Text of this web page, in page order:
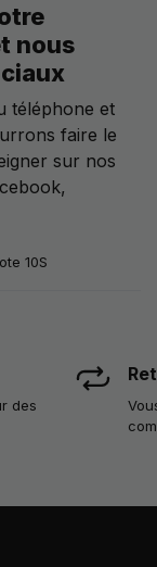
nous
téléphone et
faire le
sur nos
10S
des